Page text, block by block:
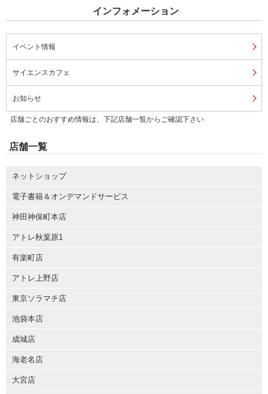
インフォメーション
イベント情報
サイエンスカフェ
お知らせ
店舗ごとのおすすめ情報は、下記店舗一覧からご確認下さい
店舗一覧
ネットショップ
電子書籍＆オンデマンドサービス
神田神保町本店
アトレ秋葉原1
有楽町店
アトレ上野店
東京ソラマチ店
池袋本店
成城店
海老名店
大宮店